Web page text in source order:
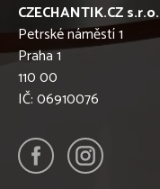
CZECHANTIK.CZ s.r.o.
Petrské náměstí 1
Praha 1
110 00
IČ: 06910076